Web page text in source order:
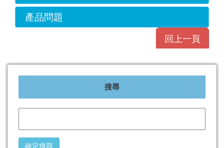
產品問題
回上一頁
搜尋